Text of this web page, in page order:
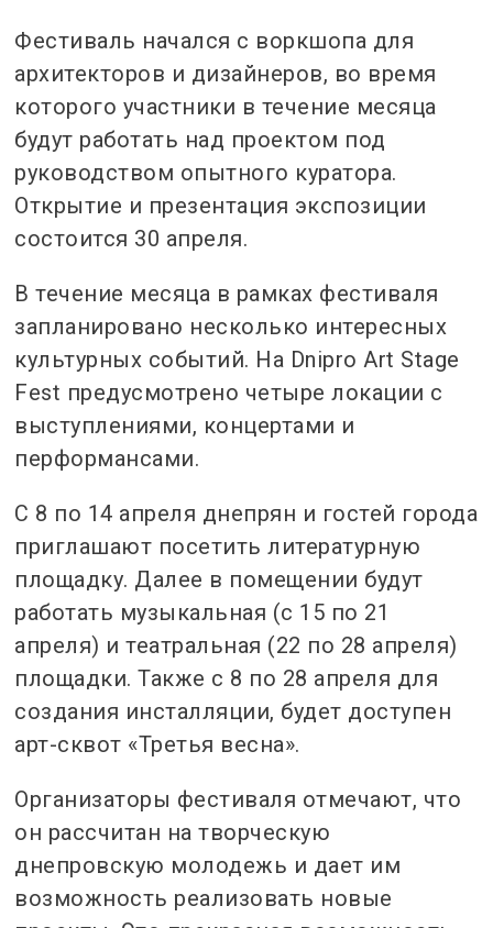
Фестиваль начался с воркшопа для
архитекторов и дизайнеров, во время
которого участники в течение месяца
будут работать над проектом под
руководством опытного куратора.
Открытие и презентация экспозиции
состоится 30 апреля.
В течение месяца в рамках фестиваля
запланировано несколько интересных
культурных событий. На Dnipro Art Stage
Fest предусмотрено четыре локации с
выступлениями, концертами и
перформансами.
С 8 по 14 апреля днепрян и гостей города
приглашают посетить литературную
площадку. Далее в помещении будут
работать музыкальная (с 15 по 21
апреля) и театральная (22 по 28 апреля)
площадки. Также с 8 по 28 апреля для
создания инсталляции, будет доступен
арт-сквот «Третья весна».
Организаторы фестиваля отмечают, что
он рассчитан на творческую
днепровскую молодежь и дает им
возможность реализовать новые